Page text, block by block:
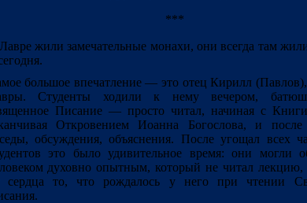
***
жили замечательные монахи, они всегда там
большое впечатление ― это отец Кирилл
Студенты ходили к нему вечером,
Писание ― просто читал, начиная с
Откровением Иоанна Богослова, и
обсуждения, объяснения. После угощал всех
это было удивительное время: они могли
духовно опытным, который не читал лекцию,
сердца то, что рождалось у него при чтении